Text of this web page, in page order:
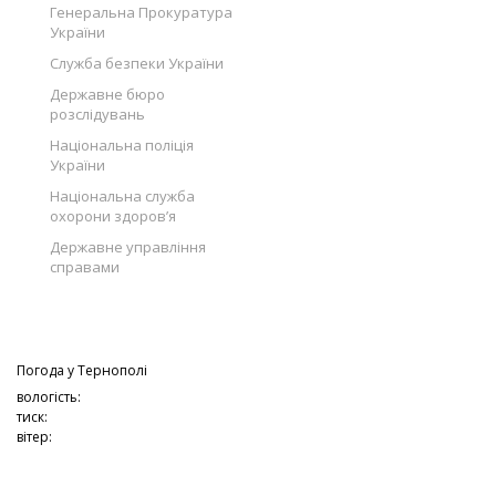
Генеральна Прокуратура
України
Служба безпеки України
Державне бюро
розслідувань
Національна поліція
України
Національна служба
охорони здоров’я
Державне управління
справами
Погода уТернополі
вологість:
тиск:
вітер: